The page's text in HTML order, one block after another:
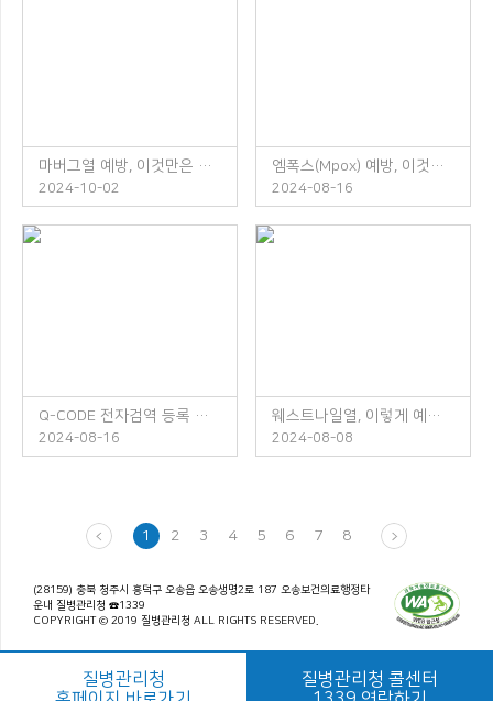
마버그열 예방, 이것만은 꼭 지켜주세요!
2024-10-02
엠폭스(Mpox) 예방, 이것만은 꼭 지켜주세요!
2024-08-16
Q-CODE 전자검역 등록 안내
2024-08-16
웨스트나일열, 이렇게 예방하세요!
2024-08-08
1 2 3 4 5 6 7 8
(28159) 충북 청주시 흥덕구 오송읍 오송생명2로 187 오송보건의료행정타
운내 질병관리청 ☎1339
COPYRIGHT © 2019 질병관리청 ALL RIGHTS RESERVED.
질병관리청
질병관리청 콜센터